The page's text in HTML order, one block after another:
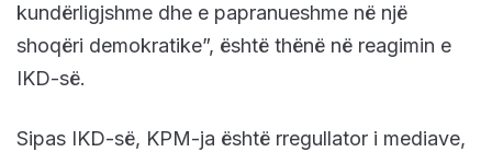
kundërligjshme dhe e papranueshme në një
shoqëri demokratike”, është thënë në reagimin e
IKD-së.
Sipas IKD-së, KPM-ja është rregullator i mediave,